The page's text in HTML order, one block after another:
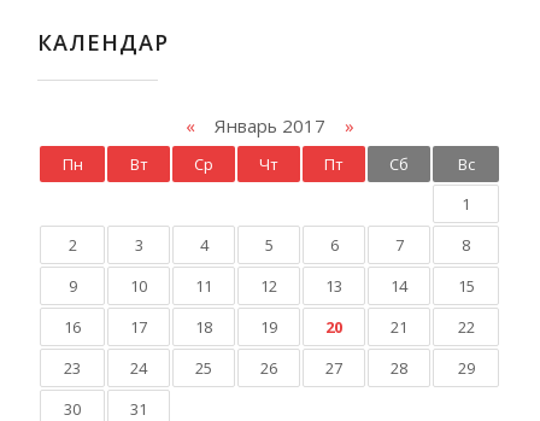
КАЛЕНДАР
« Январь 2017 »
Пн Вт Ср Чт Пт Сб
Вс
1
2
3 4 5 6 7
8
9
10 11 12 13 14
15
16
17 18 19 20 21
22
23
24 25 26 27 28
29
30
31